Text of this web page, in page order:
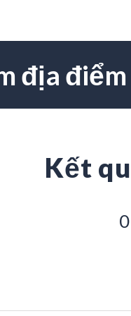
địa
Kết